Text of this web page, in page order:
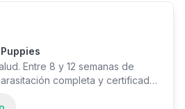
Entre 8 y 12 semanas de
completa y certificado
amor y cuidado. Disponible en